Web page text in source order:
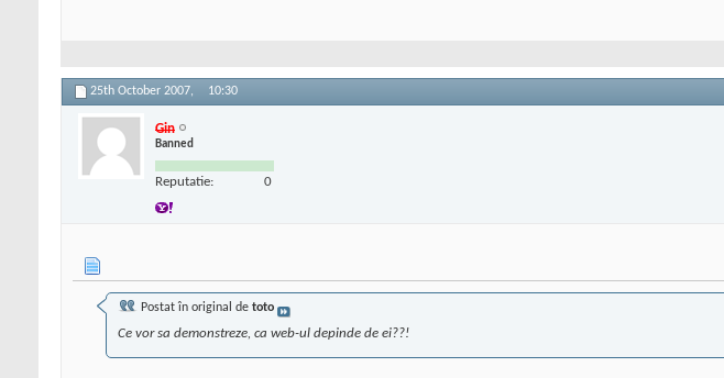
25th October 2007, 10:30
Gin
Banned
Reputatie: 0
Postat în original de toto
Ce vor sa demonstreze, ca web-ul depinde de ei??!